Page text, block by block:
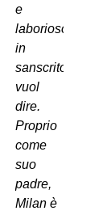
e
laborioso;
in
sanscrito
vuol
dire.
Proprio
come
suo
padre,
Milan è